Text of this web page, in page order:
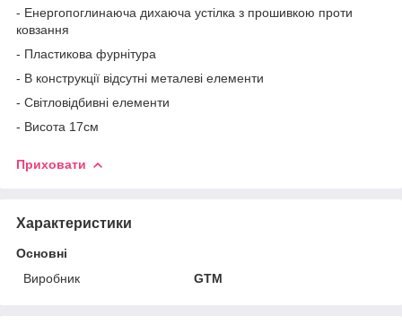
- Енергопоглинаюча дихаюча устілка з прошивкою проти
ковзання
- Пластикова фурнітура
- В конструкції відсутні металеві елементи
- Світловідбивні елементи
- Висота 17см
Приховати
Характеристики
Основні
Виробник
GTM